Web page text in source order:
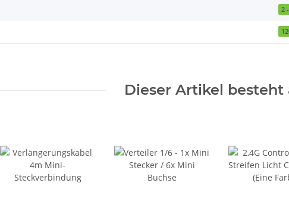
2
Dieser Artikel besteht